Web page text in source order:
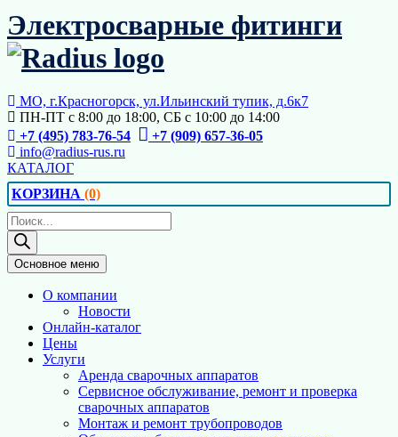
Перейти
к
содержимому
Электросварные фитинги
МО, г.Красногорск, ул.Ильинский тупик, д.6к7
ПН-ПТ с 8:00 до 18:00, СБ с 10:00 до 14:00
+7 (495) 783-76-54
+7 (909) 657-36-05
info@radius-rus.ru
КАТАЛОГ
КОРЗИНА (0)
Поиск
товаров
Основное меню
О компании
Новости
Онлайн-каталог
Цены
Услуги
Аренда сварочных аппаратов
Сервисное обслуживание, ремонт и проверка
сварочных аппаратов
Монтаж и ремонт трубопроводов